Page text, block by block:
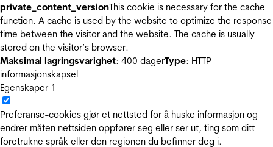
private_content_versionThis cookie is necessary for the cache
function. A cache is used by the website to optimize the response
time between the visitor and the website. The cache is usually
stored on the visitor’s browser.
Maksimal lagringsvarighet: 400 dagerType: HTTP-
informasjonskapsel
Egenskaper 1
Preferanse-cookies gjør et nettsted for å huske informasjon og
endrer måten nettsiden oppfører seg eller ser ut, ting som ditt
foretrukne språk eller den regionen du befinner deg i.